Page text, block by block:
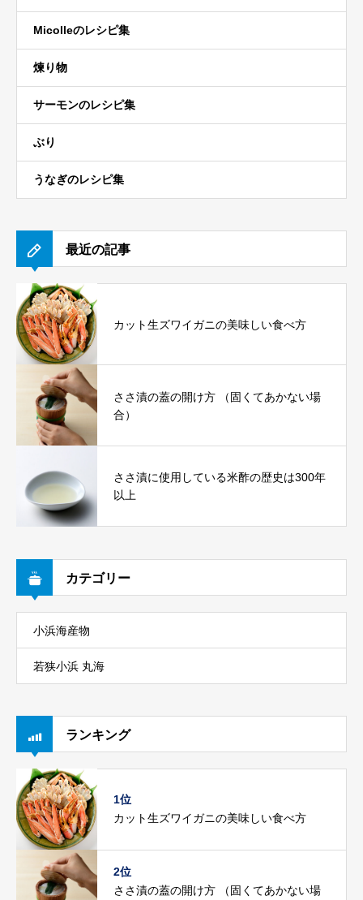
Micolleのレシピ集
煉り物
サーモンのレシピ集
ぶり
うなぎのレシピ集
最近の記事
カット生ズワイガニの美味しい食べ方
ささ漬の蓋の開け方 （固くてあかない場
合）
ささ漬に使用している米酢の歴史は300年
以上
カテゴリー
小浜海産物
若狭小浜 丸海
ランキング
1位
カット生ズワイガニの美味しい食べ方
2位
ささ漬の蓋の開け方 （固くてあかない場